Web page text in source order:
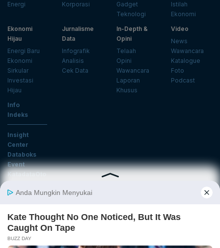
Energi
Korporasi
Gadget
Teknologi
Istilah
Ekonomi
Ekonomi
Hijau
Energi Baru
Ekonomi
Sirkular
Investasi
Hijau
Jurnalisme
Data
Infografik
Analisis
Cek Data
In-Depth &
Opini
Telaah
Opini
Wawancara
Laporan
Khusus
Video
News
Wawancara
Katalogue
Foto
Podcast
Info
Indeks
Insight
Center
Databoks
Event
KatadataOto
Email